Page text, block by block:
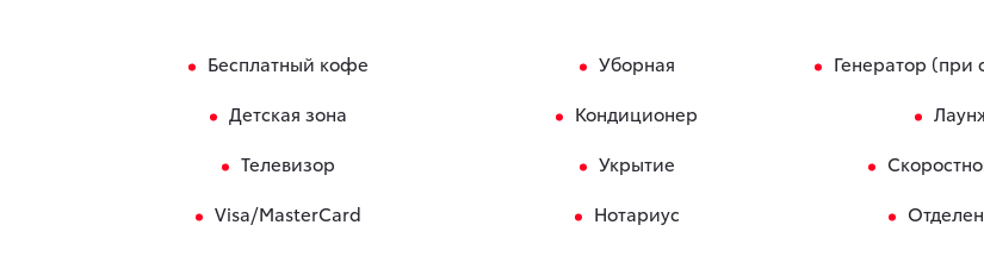
Бесплатный кофе Уборная Генератор (при
Детская зона
Кондиционер
Телевизор
Укрытие
Visa/MasterCard
Нотариус